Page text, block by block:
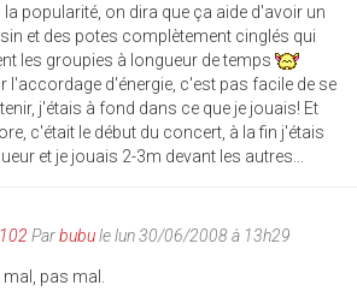
la popularité, on dira que ça aide d'avoir un
et des potes complètement cinglés qui
les groupies à longueur de temps
l'accordage d'énergie, c'est pas facile de se
j'étais à fond dans ce que je jouais! Et
c'était le début du concert, à la fin j'étais
et je jouais 2-3m devant les autres...
Parbubule lun 30/06/2008 à 13h29
pas mal.